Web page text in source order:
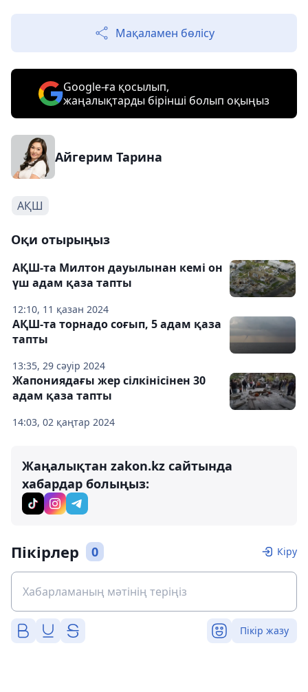
Мақаламен бөлісу
Google-ға қосылып,
жаңалықтарды бірінші болып оқыңыз
Айгерим Тарина
АҚШ
Оқи отырыңыз
12:10, 11 қазан 2024
АҚШ-та Милтон дауылынан кемі он
үш адам қаза тапты
13:35, 29 сәуір 2024
АҚШ-та торнадо соғып, 5 адам қаза
тапты
14:03, 02 қаңтар 2024
Жапониядағы жер сілкінісінен 30
адам қаза тапты
Жаңалықтан zakon.kz сайтында
хабардар болыңыз:
Пікірлер 0 Кіру
Пікір жазу